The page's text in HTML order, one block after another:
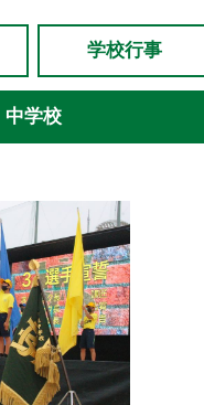
学校行事
中学校